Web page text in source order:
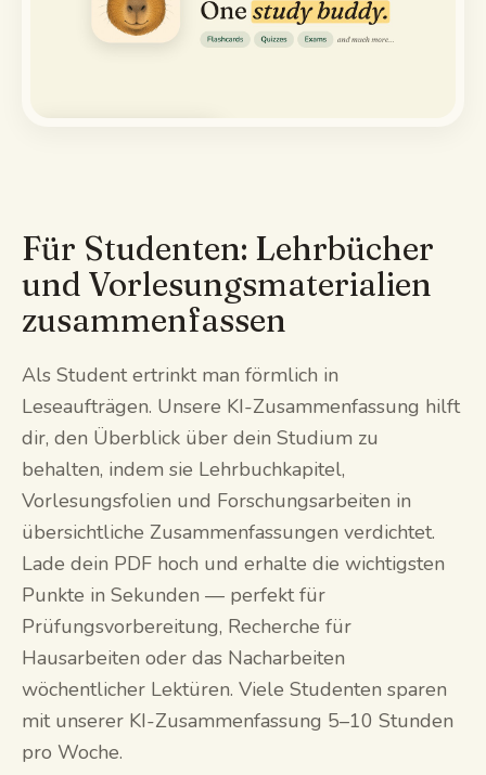
Für Studenten: Lehrbücher
und Vorlesungsmaterialien
zusammenfassen
Als Student ertrinkt man förmlich in
Leseaufträgen. Unsere KI-Zusammenfassung hilft
dir, den Überblick über dein Studium zu
behalten, indem sie Lehrbuchkapitel,
Vorlesungsfolien und Forschungsarbeiten in
übersichtliche Zusammenfassungen verdichtet.
Lade dein PDF hoch und erhalte die wichtigsten
Punkte in Sekunden — perfekt für
Prüfungsvorbereitung, Recherche für
Hausarbeiten oder das Nacharbeiten
wöchentlicher Lektüren. Viele Studenten sparen
mit unserer KI-Zusammenfassung 5–10 Stunden
pro Woche.